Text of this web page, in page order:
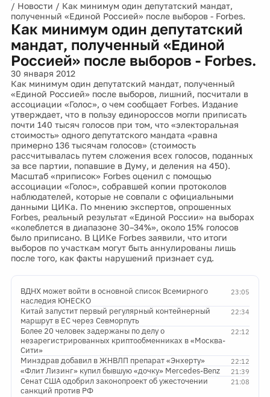
/ Новости / Как минимум один депутатский мандат,
полученный «Единой Россией» после выборов - Forbes.
Как минимум один депутатский
мандат, полученный «Единой
Россией» после выборов - Forbes.
30 января 2012
Как минимум один депутатский мандат, полученный
«Единой Россией» после выборов, лишний, посчитали в
ассоциации «Голос», о чем сообщает Forbes. Издание
утверждает, что в пользу единороссов могли приписать
почти 140 тысяч голосов при том, что «электоральная
стоимость» одного депутатского мандата «равна
примерно 136 тысячам голосов» (стоимость
рассчитывалась путем сложения всех голосов, поданных
за все партии, попавшие в Думу, и деления на 450).
Масштаб «приписок» Forbes оценил с помощью
ассоциации «Голос», собравшей копии протоколов
наблюдателей, которые не совпали с официальными
данными ЦИКа. По мнению экспертов, опрошенных
Forbes, реальный результат «Единой России» на выборах
«колеблется в диапазоне 30–34%», около 15% голосов
было приписано. В ЦИКе Forbes заявили, что итоги
выборов по участкам могут быть аннулированы лишь
после того, как факты нарушений признает суд.
23:05
ВДНХ может войти в основной список Всемирного
наследия ЮНЕСКО
22:34
Китай запустит первый регулярный контейнерный
маршрут в ЕС через Севморпуть
22:12
Более 20 человек задержаны по делу о
незарегистрированных криптообменниках в «Москва-
Сити»
22:12
Минздрав добавил в ЖНВЛП препарат «Энхерту»
21:39
«Флит Лизинг» купил бывшую «дочку» Mercedes-Benz
21:08
Сенат США одобрил законопроект об ужесточении
санкций против РФ